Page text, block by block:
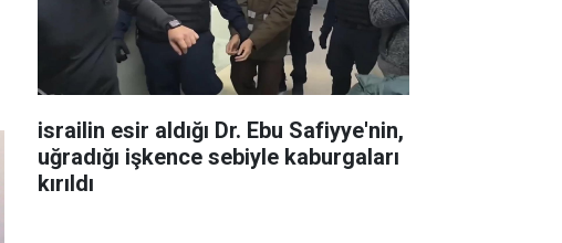
israilin esir aldığı Dr. Ebu Safiyye'nin,
uğradığı işkence sebiyle kaburgaları
kırıldı